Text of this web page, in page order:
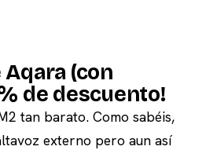
(con
de descuento!
tan barato. Como sabéis,
externo pero aun así